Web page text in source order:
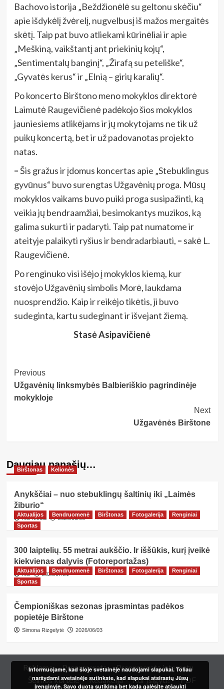
Bachovo istorija „Beždžionėlė su geltonu skėčiu“
apie išdykėlį žvėrelį, nugvelbusį iš mažos mergaitės
skėtį. Taip pat buvo atliekami kūrinėliai ir apie
„Meškiną, vaikštantį ant priekinių kojų“,
„Sentimentalų banginį“, „Žirafą su peteliške“,
„Gyvatės kerus“ ir „Elnią – girių karalių“.
Po koncerto Birštono meno mokyklos direktorė
Laimutė Raugevičienė padėkojo šios mokyklos
jauniesiems atlikėjams ir jų mokytojams ne tik už
puikų koncertą, bet ir už padovanotas projekto
natas.
–Šis gražus ir įdomus koncertas apie „Stebuklingus
gyvūnus“ buvo surengtas Užgavėnių proga. Mūsų
mokyklos vaikams buvo puiki proga susipažinti, ką
veikia jų bendraamžiai, besimokantys muzikos, ką
galima sukurti ir padaryti. Taip pat numatome ir
ateityje palaikyti ryšius ir bendradarbiauti, – sakė L.
Raugevičienė.
Po renginuko visi išėjo į mokyklos kiemą, kur
stovėjo Užgavėnių simbolis Morė, laukdama
nuosprendžio. Kaip ir reikėjo tikėtis, ji buvo
sudeginta, kartu sudeginant ir išvejant žiemą.
Stasė Asipavičienė
Post
Navigation
Previous
Užgavėnių linksmybės Balbieriškio pagrindinėje
mokykloje
Next
Užgavėnės Birštone
Daugiau panašių…
Birštonas Kelionės
Anykščiai – nuo stebuklingų šaltinių iki „Laimės
žiburio“
NG Media 2026/08/06
Aktualijos Bendruomenė Birštonas Fotogalerija
Renginiai
Sportas
300 laiptelių. 55 metrai aukščio. Ir iššūkis, kurį įveikė
kiekvienas dalyvis (Fotoreportažas)
NG 2026/07/21
Aktualijos Bendruomenė Birštonas Fotogalerija
Renginiai
Sportas
Čempioniškas sezonas įprasmintas padėkos
popietėje Birštone
Simona Rizgelytė 2026/06/03
Reklama Prenumerata
Prenumerata internetu
Šeimos kortelė
Redakcija Kur įsigyti? PDF
Informuojame, kad šioje svetainėje naudojami slapukai. Toliau
naršydami svetainėje sutinkate, kad slapukai atsirastų Jūsų
įrenginyje. Savo duotą sutikimą bet kada galėsite atšaukti